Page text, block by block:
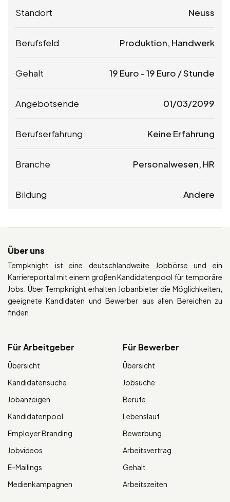
Standort Neuss
Berufsfeld Produktion, Handwerk
Gehalt 19 Euro -19 Euro / Stunde
Angebotsende 01/03/2099
Berufserfahrung Keine Erfahrung
Branche Personalwesen, HR
Bildung Andere
Über uns
Tempknight ist eine deutschlandweite Jobbörse und ein
Karriereportal mit einem großen Kandidatenpool für temporäre
Jobs. Über Tempknight erhalten Jobanbieter die Möglichkeiten,
geeignete Kandidaten und Bewerber aus allen Bereichen zu
finden.
Für Arbeitgeber
Übersicht
Kandidatensuche
Jobanzeigen
Kandidatenpool
Employer Branding
Jobvideos
E-Mailings
Medienkampagnen
Für Bewerber
Übersicht
Jobsuche
Berufe
Lebenslauf
Bewerbung
Arbeitsvertrag
Gehalt
Arbeitszeiten